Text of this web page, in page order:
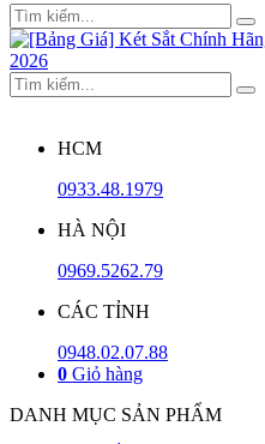
HCM
0933.48.1979
HÀ NỘI
0969.5262.79
CÁC TỈNH
0948.02.07.88
0 Giỏ hàng
DANH MỤC SẢN PHẨM